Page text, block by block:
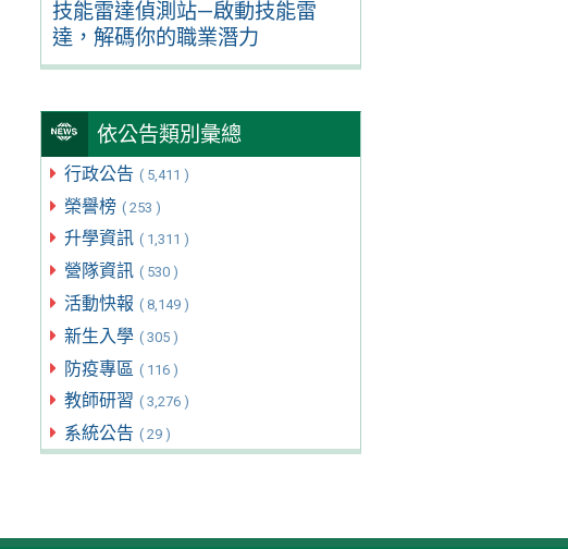
技能雷達偵測站—啟動技能雷
達，解碼你的職業潛力
依公告類別彙總
行政公告 ( 5,411 )
榮譽榜 ( 253 )
升學資訊 ( 1,311 )
營隊資訊 ( 530 )
活動快報 ( 8,149 )
新生入學 ( 305 )
防疫專區 ( 116 )
教師研習 ( 3,276 )
系統公告 ( 29 )